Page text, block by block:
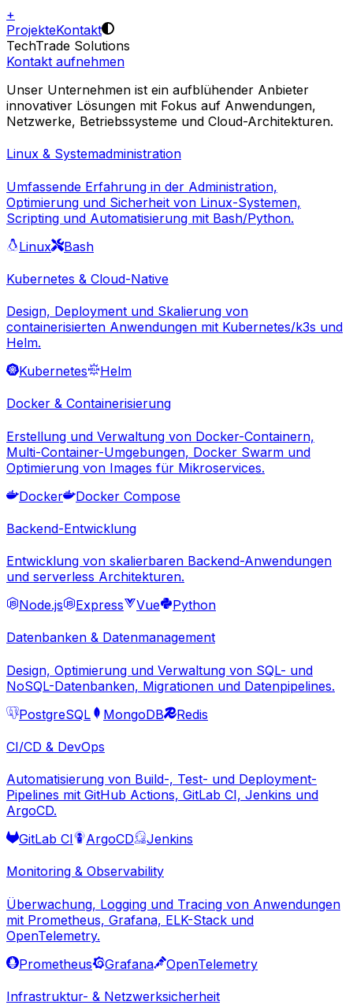
+
ProjekteKontakt
TechTrade Solutions
Kontakt aufnehmen
Unser Unternehmen ist ein aufblühender Anbieter
innovativer Lösungen mit Fokus auf Anwendungen,
Netzwerke, Betriebssysteme und Cloud-Architekturen.
Linux & Systemadministration
Umfassende Erfahrung in der Administration,
Optimierung und Sicherheit von Linux-Systemen,
Scripting und Automatisierung mit Bash/Python.
Linux
Bash
Kubernetes & Cloud-Native
Design, Deployment und Skalierung von
containerisierten Anwendungen mit Kubernetes/k3s und
Helm.
Kubernetes
Helm
Docker & Containerisierung
Erstellung und Verwaltung von Docker-Containern,
Multi-Container-Umgebungen, Docker Swarm und
Optimierung von Images für Mikroservices.
Docker
Docker Compose
Backend-Entwicklung
Entwicklung von skalierbaren Backend-Anwendungen
und serverless Architekturen.
Node.js
Express Vue Python
Datenbanken & Datenmanagement
Design, Optimierung und Verwaltung von SQL- und
NoSQL-Datenbanken, Migrationen und Datenpipelines.
PostgreSQL
MongoDB Redis
CI/CD & DevOps
Automatisierung von Build-, Test- und Deployment-
Pipelines mit GitHub Actions, GitLab CI, Jenkins und
ArgoCD.
GitLab CI
ArgoCD Jenkins
Monitoring & Observability
Überwachung, Logging und Tracing von Anwendungen
mit Prometheus, Grafana, ELK-Stack und
OpenTelemetry.
Prometheus
Grafana OpenTelemetry
Infrastruktur- & Netzwerksicherheit